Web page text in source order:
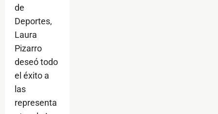
de
Deportes,
Laura
Pizarro
deseó todo
el éxito a
las
representa